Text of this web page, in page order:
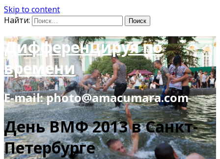
Skip to content
Найти:
Дифференцируя по
времени
E-mail: photo@amacumara.com
День ВМФ 2013 в Санкт-
Петербурге